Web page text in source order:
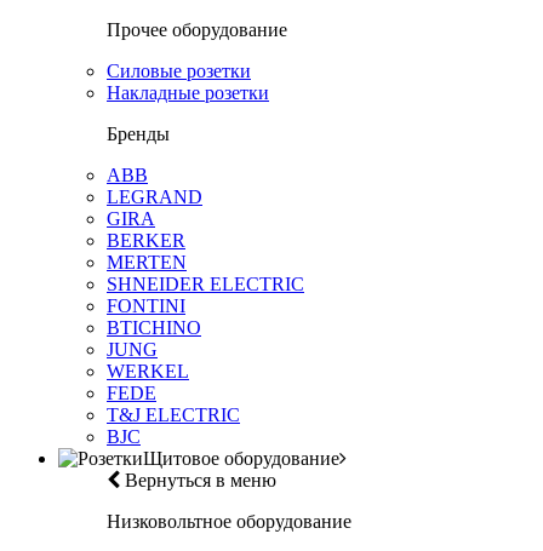
Прочее оборудование
Силовые розетки
Накладные розетки
Бренды
ABB
LEGRAND
GIRA
BERKER
MERTEN
SHNEIDER ELECTRIC
FONTINI
BTICHINO
JUNG
WERKEL
FEDE
T&J ELECTRIC
BJC
Щитовое оборудование
Вернуться в меню
Низковольтное оборудование